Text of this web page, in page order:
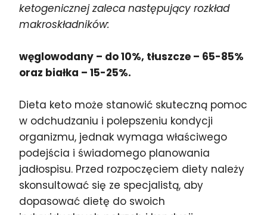
ketogenicznej zaleca następujący rozkład
makroskładników:
węglowodany – do 10%, tłuszcze – 65-85%
oraz białka – 15-25%.
Dieta keto może stanowić skuteczną pomoc
w odchudzaniu i polepszeniu kondycji
organizmu, jednak wymaga właściwego
podejścia i świadomego planowania
jadłospisu. Przed rozpoczęciem diety należy
skonsultować się ze specjalistą, aby
dopasować dietę do swoich